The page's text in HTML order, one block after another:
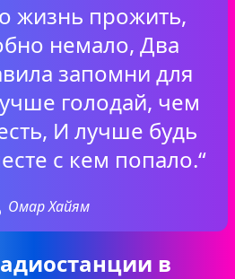
жизнь прожить,
немало, Два
запомни для
голодай, чем
И лучше будь
с кем попало.“
Омар Хайям
в